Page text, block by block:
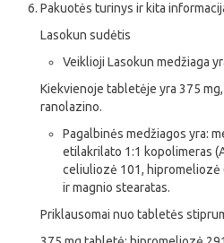
Pakuotės turinys ir kita
Lasokun sudėtis
Veiklioji Lasokun medžiaga
Kiekvienoje tabletėje yra 375
ranolazino.
Pagalbinės medžiagos yra:
etilakrilato 1:1 kopolimeras
celiuliozė 101, hipromeliozė
ir magnio stearatas.
Priklausomai nuo tabletės